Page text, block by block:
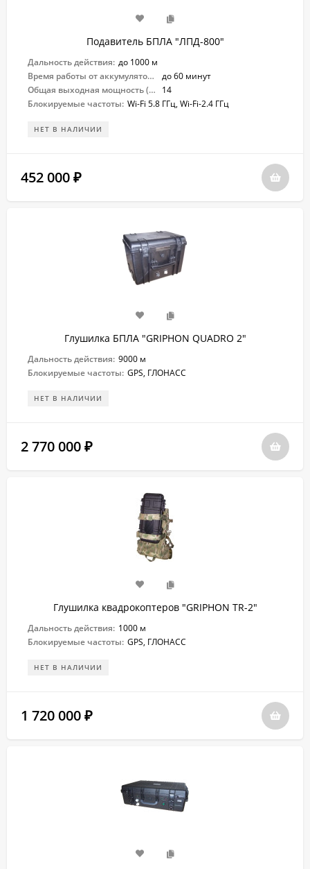
Подавитель БПЛА "ЛПД-800"
Дальность действия: до 1000 м
Время работы от аккумулятора:
до 60 минут
Общая выходная мощность (Вт):
14
Блокируемые частоты: Wi-Fi 5.8 ГГц, Wi-Fi-2.4 ГГц
НЕТ В НАЛИЧИИ
452 000 ₽
Глушилка БПЛА "GRIPHON QUADRO 2"
Дальность действия: 9000 м
Блокируемые частоты: GPS, ГЛОНАСС
НЕТ В НАЛИЧИИ
2 770 000 ₽
Глушилка квадрокоптеров "GRIPHON TR-2"
Дальность действия: 1000 м
Блокируемые частоты: GPS, ГЛОНАСС
НЕТ В НАЛИЧИИ
1 720 000 ₽